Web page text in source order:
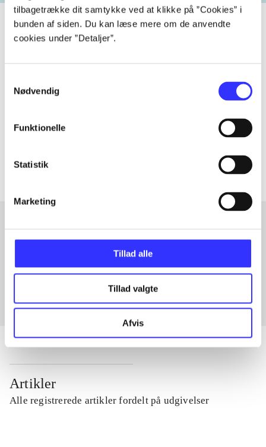
tilbagetrække dit samtykke ved at klikke på ”Cookies” i
bunden af siden. Du kan læse mere om de anvendte
cookies under ”Detaljer”.
Nødvendig
Funktionelle
Statistik
Marketing
Tillad alle
Tillad valgte
Afvis
Artikler med samme emner
Fra
Artikler
Alle registrerede artikler fordelt på udgivelser